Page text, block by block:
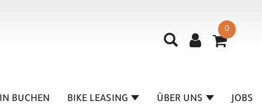
0
BUCHEN BIKE LEASING ÜBER UNS JOBS